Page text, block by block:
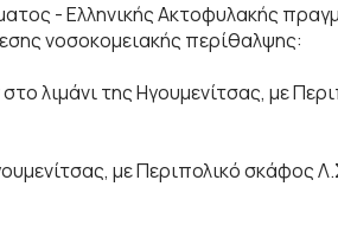
- Ελληνικής Ακτοφυλακής
νοσοκομειακής περίθαλψης:
λιμάνι της Ηγουμενίτσας, με
με Περιπολικό σκάφος